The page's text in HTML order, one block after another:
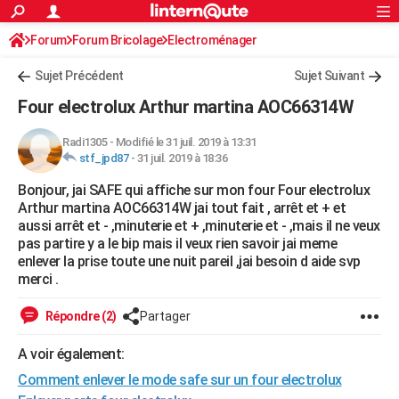
ACTUALITÉS
Politique
Société
Faits Divers
Education
Monde
Villes
+
FINANCE
Retraite
Impôts
Epargne
Immobilier
Risques naturels par ville
Banque
Assurance
Crédit
AUTO
Essais
Réserver un essai
Citadines
Berlines
SUV
Forum auto
+HIGH-TECH
Mobiles
Meilleur smartphone
Internet
Ordinateurs
Jeux vidéo
Guide high-tech
+BRICOLAGE
Forum
Aménagement intérieur
Extérieur
Cuisine
Salle de bains
Jardinage
Rangement
WEEK-END
Guides de France
Escapades
Patrimoine
Expositions
Musées
Week-end nature
LIFESTYLE
SANTE
Alimentation
Guide de la santé
Maladies
Médicaments
Sommeil
VOYAGE
S'inscrire
Connexion
Forum Forum Bricolage Electroménager
Sujet Précédent Sujet Suivant
Four electrolux Arthur martina AOC66314W
Radi1305- Modifié le 31 juil. 2019 à 13:31
stf_jpd87- 31 juil. 2019 à 18:36
Bonjour, jai SAFE qui affiche sur mon four Four electrolux
Arthur martina AOC66314W jai tout fait , arrêt et + et
aussi arrêt et - ,minuterie et + ,minuterie et - ,mais il ne veux
pas partire y a le bip mais il veux rien savoir jai meme
enlever la prise toute une nuit pareil ,jai besoin d aide svp
merci .
Répondre (2) Partager
A voir également:
Comment enlever le mode safe sur un four electrolux